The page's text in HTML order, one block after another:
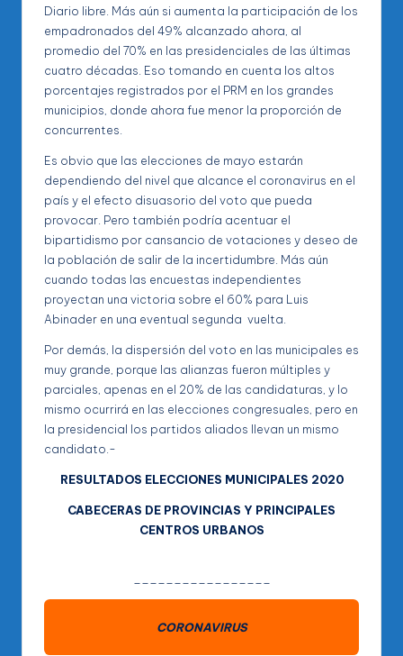
Diario libre. Más aún si aumenta la participación de los
empadronados del 49% alcanzado ahora, al
promedio del 70% en las presidenciales de las últimas
cuatro décadas. Eso tomando en cuenta los altos
porcentajes registrados por el PRM en los grandes
municipios, donde ahora fue menor la proporción de
concurrentes.
Es obvio que las elecciones de mayo estarán
dependiendo del nivel que alcance el coronavirus en el
país y el efecto disuasorio del voto que pueda
provocar. Pero también podría acentuar el
bipartidismo por cansancio de votaciones y deseo de
la población de salir de la incertidumbre. Más aún
cuando todas las encuestas independientes
proyectan una victoria sobre el 60% para Luis
Abinader en una eventual segunda vuelta.
Por demás, la dispersión del voto en las municipales es
muy grande, porque las alianzas fueron múltiples y
parciales, apenas en el 20% de las candidaturas, y lo
mismo ocurrirá en las elecciones congresuales, pero en
la presidencial los partidos aliados llevan un mismo
candidato.-
RESULTADOS ELECCIONES MUNICIPALES 2020
CABECERAS DE PROVINCIAS Y PRINCIPALES
CENTROS URBANOS
CORONAVIRUS